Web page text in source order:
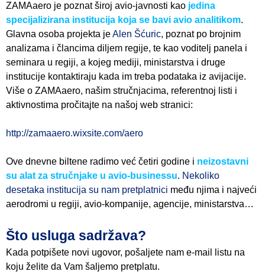
ZAMAaero je poznat široj avio-javnosti kao jedina
specijalizirana institucija koja se bavi avio analitikom.
Glavna osoba projekta jeAlen Šćuric, poznat po brojnim
analizama i člancima diljem regije, te kao voditelj panela i
seminara u regiji, a kojeg mediji, ministarstva i druge
institucije kontaktiraju kada im treba podataka iz avijacije.
Više o ZAMAaero, našim stručnjacima, referentnoj listi i
aktivnostima pročitajte na našoj web stranici:
http://zamaaero.wixsite.com/aero
Ove dnevne biltene radimo već četiri godine i neizostavni
su alat za stručnjake u avio-businessu. Nekoliko
desetaka institucija su nam pretplatnici među njima i najveći
aerodromi u regiji, avio-kompanije, agencije, ministarstva…
Što usluga sadržava?
Kada potpišete novi ugovor, pošaljete nam e-mail listu na
koju želite da Vam šaljemo pretplatu.